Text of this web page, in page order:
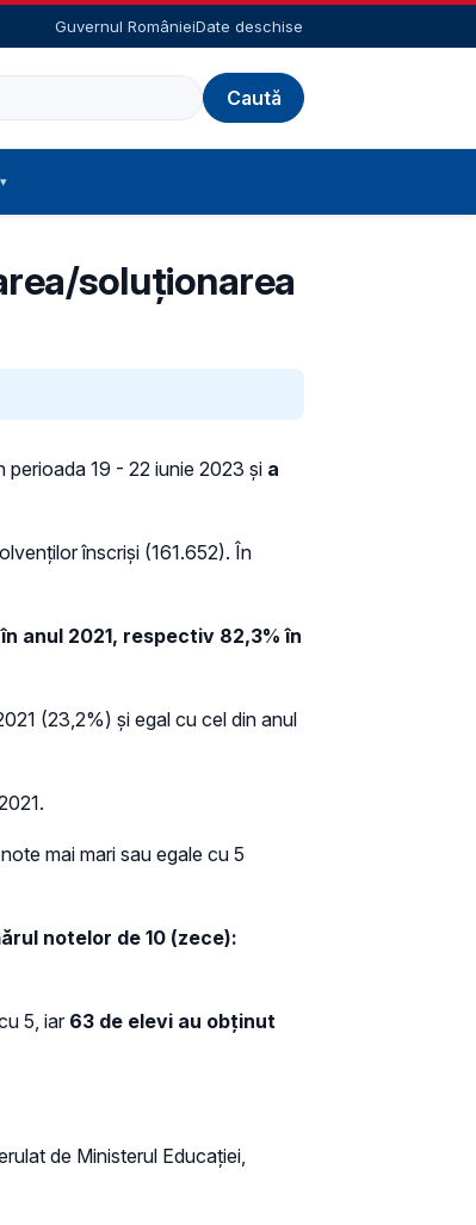
Guvernul RomânieiDate deschise
soluționarea
19 - 22 iunie 2023 și a
înscriși (161.652). În
anul 2021, respectiv 82,3% în
(23,2%) și egal cu cel din anul
mai mari sau egale cu 5
notelor de 10 (zece):
5, iar 63 de elevi au obţinut
de Ministerul Educației,